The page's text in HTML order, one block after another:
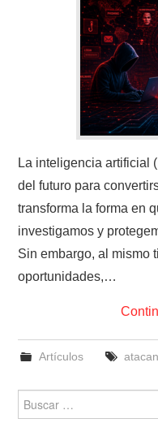
La inteligencia artificial
del futuro para
transforma la forma en
investigamos y
Sin embargo, al mismo
oportunidades,…
Artículos